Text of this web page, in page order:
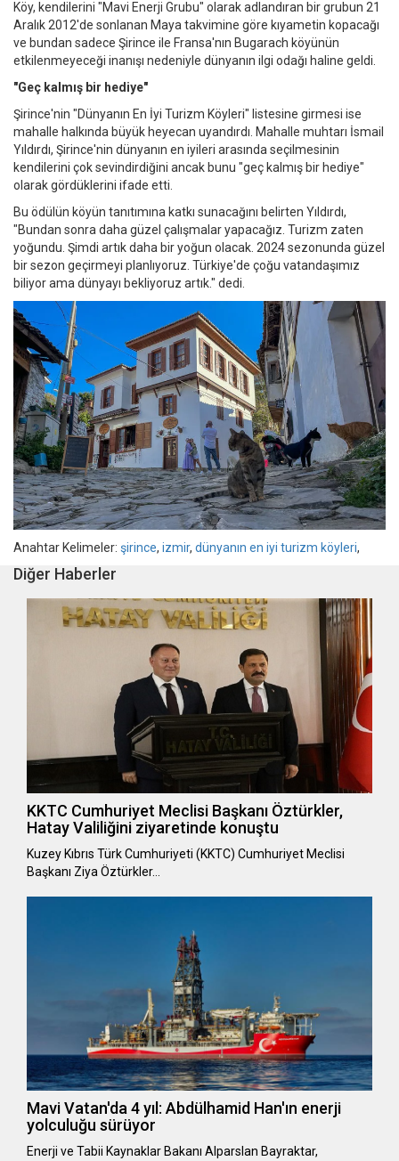
Köy, kendilerini "Mavi Enerji Grubu" olarak adlandıran bir grubun 21
Aralık 2012'de sonlanan Maya takvimine göre kıyametin kopacağı
ve bundan sadece Şirince ile Fransa'nın Bugarach köyünün
etkilenmeyeceği inanışı nedeniyle dünyanın ilgi odağı haline geldi.
"Geç kalmış bir hediye"
Şirince'nin "Dünyanın En İyi Turizm Köyleri" listesine girmesi ise
mahalle halkında büyük heyecan uyandırdı. Mahalle muhtarı İsmail
Yıldırdı, Şirince'nin dünyanın en iyileri arasında seçilmesinin
kendilerini çok sevindirdiğini ancak bunu "geç kalmış bir hediye"
olarak gördüklerini ifade etti.
Bu ödülün köyün tanıtımına katkı sunacağını belirten Yıldırdı,
"Bundan sonra daha güzel çalışmalar yapacağız. Turizm zaten
yoğundu. Şimdi artık daha bir yoğun olacak. 2024 sezonunda güzel
bir sezon geçirmeyi planlıyoruz. Türkiye'de çoğu vatandaşımız
biliyor ama dünyayı bekliyoruz artık." dedi.
Anahtar Kelimeler: şirince, izmir, dünyanın en iyi turizm köyleri,
Diğer Haberler
KKTC Cumhuriyet Meclisi Başkanı Öztürkler,
Hatay Valiliğini ziyaretinde konuştu
Kuzey Kıbrıs Türk Cumhuriyeti (KKTC) Cumhuriyet Meclisi
Başkanı Ziya Öztürkler…
Mavi Vatan'da 4 yıl: Abdülhamid Han'ın enerji
yolculuğu sürüyor
Enerji ve Tabii Kaynaklar Bakanı Alparslan Bayraktar,